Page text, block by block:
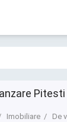
Imobiliare De